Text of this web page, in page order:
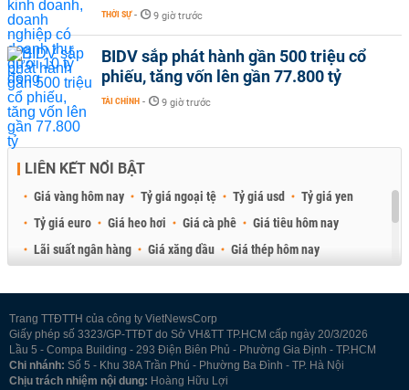
THỜI SỰ - 9 giờ trước
BIDV sắp phát hành gần 500 triệu cổ
phiếu, tăng vốn lên gần 77.800 tỷ
TÀI CHÍNH - 9 giờ trước
LIÊN KẾT NỔI BẬT
Giá vàng hôm nay Tỷ giá ngoại tệ Tỷ giá usd
Tỷ giá yen
Tỷ giá euro
Giá heo hơi Giá cà phê
Giá tiêu hôm nay
Lãi suất ngân hàng
Giá xăng dầu
Giá thép hôm nay
Trang TTĐTTH của công ty VietNewsCorp
Giấy phép số 3323/GP-TTĐT do Sở VH&TT TP.HCM cấp ngày 20/3/2026
Lầu 5 - Compa Building - 293 Điện Biên Phủ - Phường Gia Định - TP.HCM
Chi nhánh: Số 5 - Khu 38A Trần Phú - Phường Ba Đình - TP. Hà Nội
Chịu trách nhiệm nội dung: Hoàng Hữu Lợi